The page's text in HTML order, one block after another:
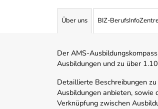
Über uns BIZ-
Der AMS-
Ausbildungen und zu über
Detaillierte Beschreibungen
Ausbildungen anbieten, sowie
Verknüpfung zwischen